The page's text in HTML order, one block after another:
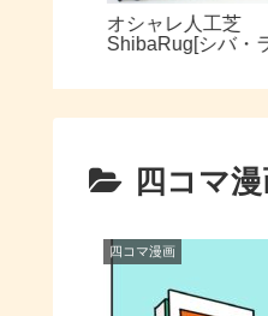
オシャレ人工芝
ShibaRug[シバ・
四コマ
四コマ漫画